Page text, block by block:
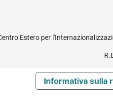
Estero per
Informativa sulla